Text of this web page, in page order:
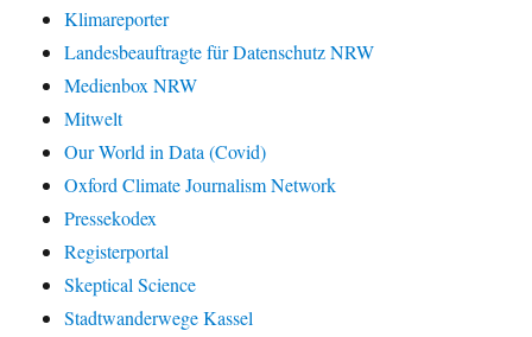
Klimareporter
Landesbeauftragte für Datenschutz NRW
Medienbox NRW
Mitwelt
Our World in Data (Covid)
Oxford Climate Journalism Network
Pressekodex
Registerportal
Skeptical Science
Stadtwanderwege Kassel